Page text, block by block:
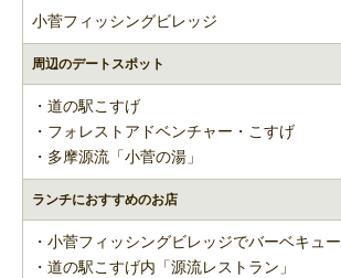
小菅フィッシングビレッジ
周辺のデートスポット
・道の駅こすげ
・フォレストアドベンチャー・こすげ
・多摩源流「小菅の湯」
ランチにおすすめのお店
・小菅フィッシングビレッジでバーベキュー
・道の駅こすげ内「源流レストラン」